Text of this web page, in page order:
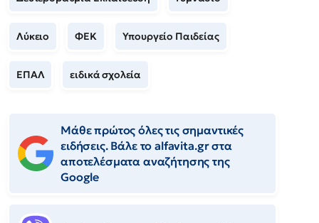
Λύκειο ΦΕΚ Υπουργείο Παιδείας
ΕΠΑΛ ειδικά σχολεία
Μάθε πρώτος όλες τις σημαντικές
ειδήσεις. Βάλε το alfavita.gr στα
αποτελέσματα αναζήτησης της
Google